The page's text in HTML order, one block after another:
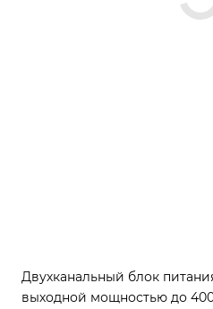
Двухканальный блок
выходной мощностью до 400